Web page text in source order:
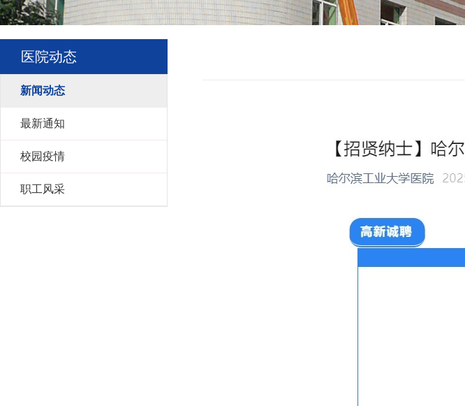
医院动态
新闻动态
最新通知
校园疫情
职工风采